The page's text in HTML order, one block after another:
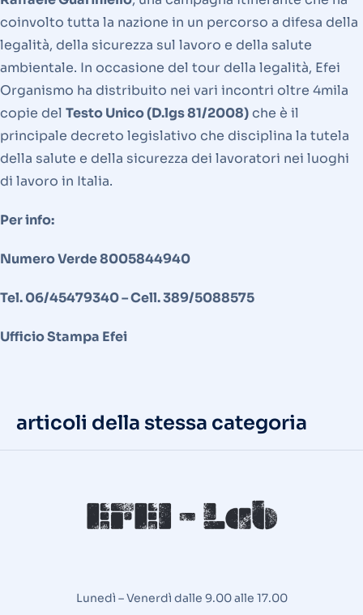
coinvolto tutta la nazione in un percorso a difesa della
legalità, della sicurezza sul lavoro e della salute
ambientale. In occasione del tour della legalità, Efei
Organismo ha distribuito nei vari incontri oltre 4mila
copie del Testo Unico (D.lgs 81/2008)che è il
principale decreto legislativo che disciplina la tutela
della salute e della sicurezza dei lavoratori nei luoghi
di lavoro in Italia.
Per info:
Numero Verde 8005844940
Tel. 06/45479340 – Cell. 389/5088575
Ufficio Stampa Efei
articoli della stessa categoria
Lunedì – Venerdì dalle 9.00 alle 17.00